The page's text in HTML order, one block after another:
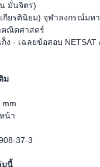
มั่นจิตร)
กียรตินิยม) จุฬาลงกรณ์มห
คณิตศาสตร์
ก็ง - เฉลยข้อสอบ
ม
mm
น้า
37-3
มนี้